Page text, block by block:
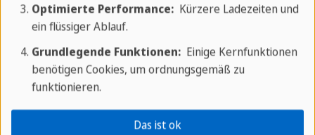
Kultur von Playa del Carmen
Die Kultur von Playa del Carmen ist eine lebendige
Mischung aus traditioneller mexikanischer und
vielfältige Bevölkerung, die aus verschiedenen
Optimierte Performance:Kürzere Ladezeiten und
ein flüssiger Ablauf.
Grundlegende Funktionen:Einige Kernfunktionen
benötigen Cookies, um ordnungsgemäß zu
funktionieren.
Das ist ok